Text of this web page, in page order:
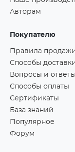
Авторам
Покупателю
Правила
Способы
Вопросы и ответы
Способы оплаты
Сертификаты
База знаний
Популярное
Форум